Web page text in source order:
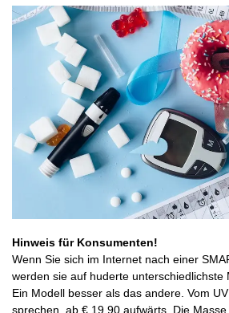
Hinweis für Konsumenten!
Wenn Sie sich im Internet nach einer
werden sie auf huderte unterschiedlichste
Ein Modell besser als das andere. Vom
sprechen, ab € 19,90 aufwärts. Die